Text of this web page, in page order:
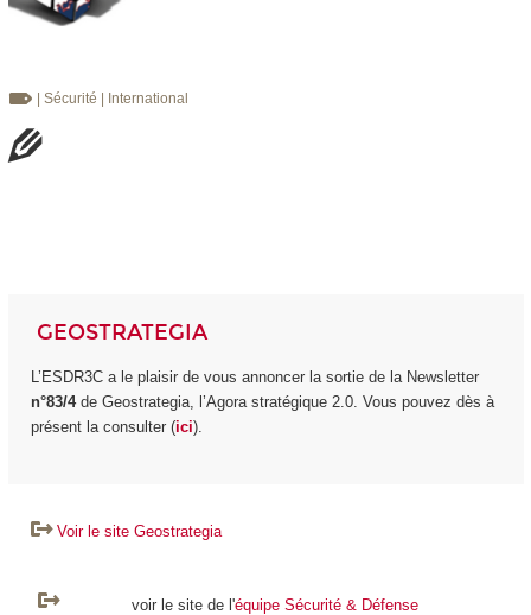
| Sécurité | International
GEOSTRATEGIA
L’ESDR3C a le plaisir de vous annoncer la sortie de la Newsletter
n°83/4de Geostrategia, l’Agora stratégique 2.0. Vous pouvez dès à
présent la consulter (ici).
Voir le site Geostrategia
voir le site de l'équipe Sécurité & Défense